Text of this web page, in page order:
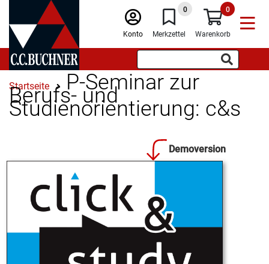
Konto
0
Merkzettel
0
Warenkorb
Startseite P-Seminar zur
Berufs- und
Studienorientierung: c&s
Demoversion